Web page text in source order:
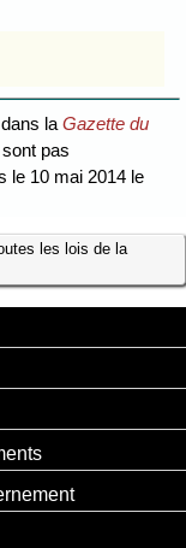
dans laGazette du
pas
le 10 mai 2014 le
les lois de la